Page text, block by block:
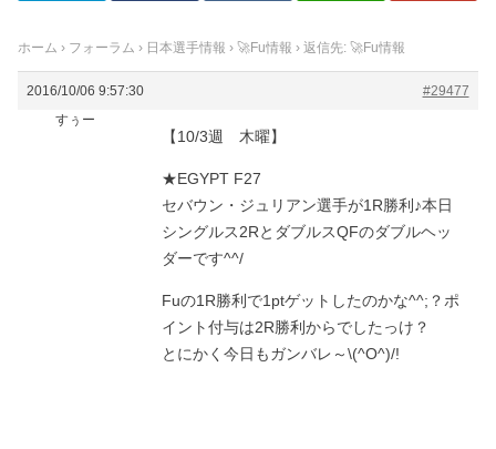
ホーム › フォーラム › 日本選手情報 › 🚀Fu情報 › 返信先: 🚀Fu情報
2016/10/06 9:57:30
#29477
すぅー
【10/3週 木曜】
★EGYPT F27
セバウン・ジュリアン選手が1R勝利♪本日
シングルス2RとダブルスQFのダブルヘッ
ダーです^^/
Fuの1R勝利で1ptゲットしたのかな^^;？ポ
イント付与は2R勝利からでしたっけ？
とにかく今日もガンバレ～\(^O^)/!